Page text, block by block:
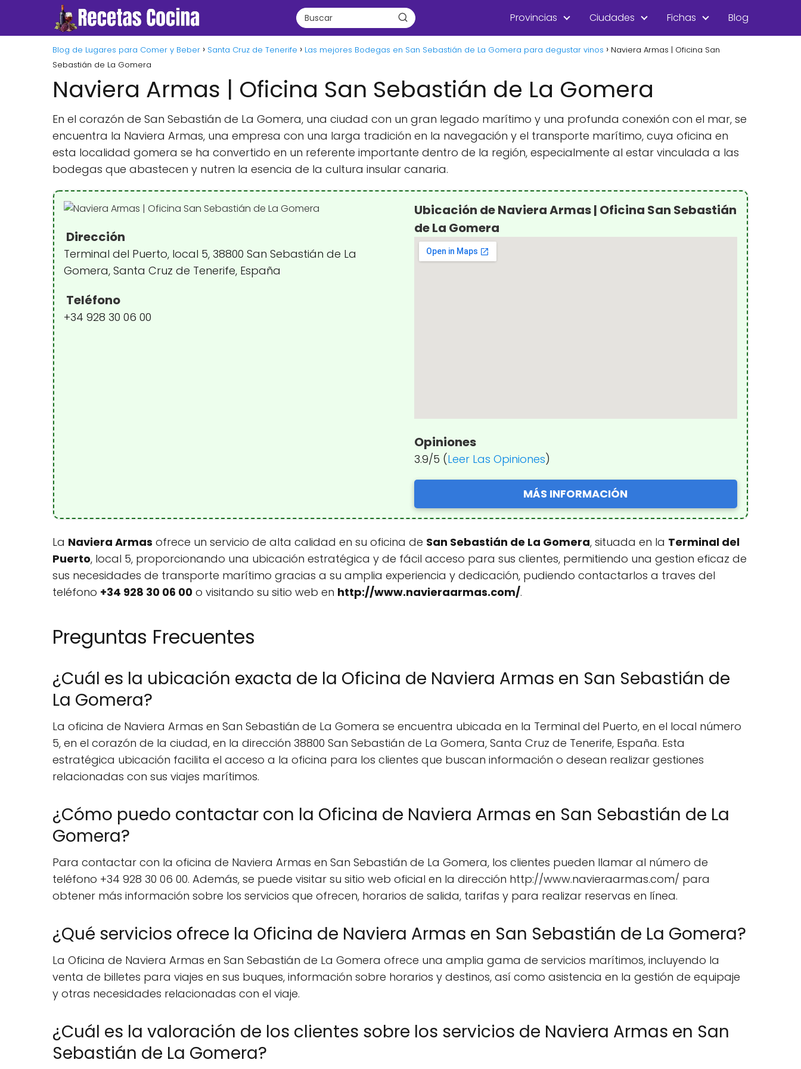
Provincias Ciudades Fichas Blog
Blog de Lugares para Comer y Beber Santa Cruz de Tenerife Las mejores Bodegas en San Sebastián de La Gomera para degustar vinos
Naviera Armas | Oficina San
Sebastián de La Gomera
Naviera Armas | Oficina San Sebastián de La Gomera
En el corazón de San Sebastián de La Gomera, una ciudad con un gran legado marítimo y una profunda conexión con el mar, se
encuentra la Naviera Armas, una empresa con una larga tradición en la navegación y el transporte marítimo, cuya oficina en
esta localidad gomera se ha convertido en un referente importante dentro de la región, especialmente al estar vinculada a las
bodegas que abastecen y nutren la esencia de la cultura insular canaria.
Dirección
Terminal del Puerto, local 5, 38800 San Sebastián de La
Gomera, Santa Cruz de Tenerife, España
Teléfono
+34 928 30 06 00
Ubicación de Naviera Armas | Oficina San Sebastián
de La Gomera
Opiniones
3.9/5 (Leer Las Opiniones)
MÁS INFORMACIÓN
La Naviera Armas ofrece un servicio de alta calidad en su oficina de San Sebastián de La Gomera, situada en la Terminal del
Puerto, local 5, proporcionando una ubicación estratégica y de fácil acceso para sus clientes, permitiendo una gestion eficaz de
sus necesidades de transporte marítimo gracias a su amplia experiencia y dedicación, pudiendo contactarlos a traves del
teléfono +34 928 30 06 00 o visitando su sitio web en http://www.navieraarmas.com/.
Preguntas Frecuentes
¿Cuál es la ubicación exacta de la Oficina de Naviera Armas en San Sebastián de
La Gomera?
La oficina de Naviera Armas en San Sebastián de La Gomera se encuentra ubicada en la Terminal del Puerto, en el local número
5, en el corazón de la ciudad, en la dirección 38800 San Sebastián de La Gomera, Santa Cruz de Tenerife, España. Esta
estratégica ubicación facilita el acceso a la oficina para los clientes que buscan información o desean realizar gestiones
relacionadas con sus viajes marítimos.
¿Cómo puedo contactar con la Oficina de Naviera Armas en San Sebastián de La
Gomera?
Para contactar con la oficina de Naviera Armas en San Sebastián de La Gomera, los clientes pueden llamar al número de
teléfono +34 928 30 06 00. Además, se puede visitar su sitio web oficial en la dirección http://www.navieraarmas.com/ para
obtener más información sobre los servicios que ofrecen, horarios de salida, tarifas y para realizar reservas en línea.
¿Qué servicios ofrece la Oficina de Naviera Armas en San Sebastián de La Gomera?
La Oficina de Naviera Armas en San Sebastián de La Gomera ofrece una amplia gama de servicios marítimos, incluyendo la
venta de billetes para viajes en sus buques, información sobre horarios y destinos, así como asistencia en la gestión de equipaje
y otras necesidades relacionadas con el viaje.
¿Cuál es la valoración de los clientes sobre los servicios de Naviera Armas en San
Sebastián de La Gomera?